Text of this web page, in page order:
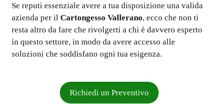
Se reputi essenziale avere a tua disposizione una valida
azienda per il Cartongesso Vallerano, ecco che non ti
resta altro da fare che rivolgerti a chi è davvero esperto
in questo settore, in modo da avere accesso alle
soluzioni che soddisfano ogni tua esigenza.
Richiedi un Preventivo